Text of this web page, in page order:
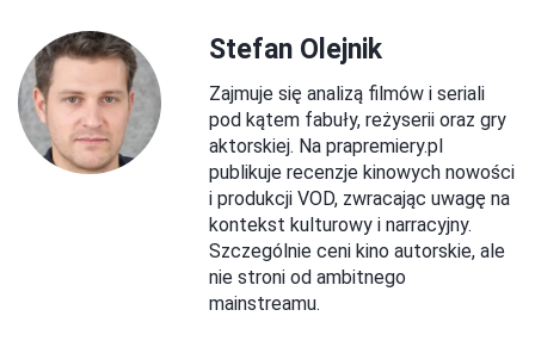
Stefan Olejnik
Zajmuje się analizą filmów i seriali
pod kątem fabuły, reżyserii oraz gry
aktorskiej. Na prapremiery.pl
publikuje recenzje kinowych nowości
i produkcji VOD, zwracając uwagę na
kontekst kulturowy i narracyjny.
Szczególnie ceni kino autorskie, ale
nie stroni od ambitnego
mainstreamu.